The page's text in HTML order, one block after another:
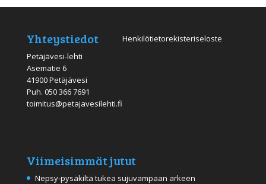
Yhteystiedot
Petäjävesi-lehti
Asematie 6
41900 Petäjävesi
Puh. 050 366 7691
toimitus@petajavesilehti.fi
Henkilötietorekisteriseloste
Viimeisimmät jutut
Nepsy-pysäkiltä tukea sujuvampaan arkeen